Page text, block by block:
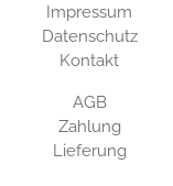
Impressum
Datenschutz
Kontakt
AGB
Zahlung
Lieferung